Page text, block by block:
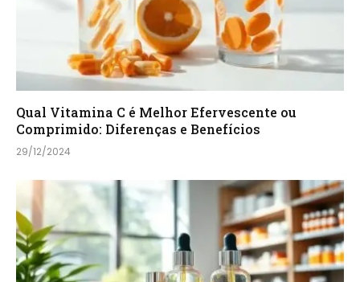
Qual Vitamina C é Melhor Efervescente ou
Comprimido: Diferenças e Benefícios
29/12/2024